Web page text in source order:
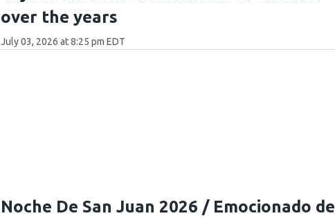
over the years
July 03, 2026 at 8:25 pm EDT
Noche De San Juan 2026 / Emocionado de